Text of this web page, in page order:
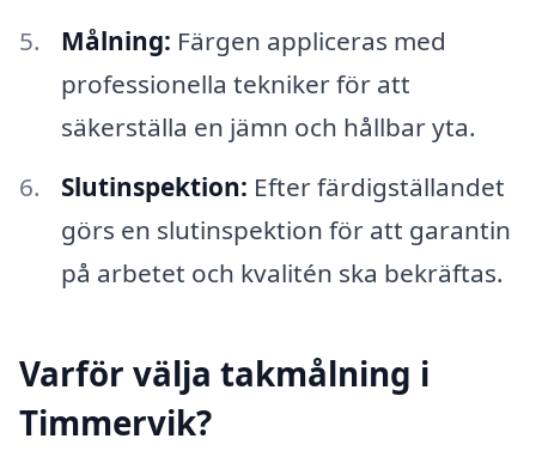
Målning: Färgen appliceras med
professionella tekniker för att
säkerställa en jämn och hållbar yta.
Slutinspektion: Efter färdigställandet
görs en slutinspektion för att garantin
på arbetet och kvalitén ska bekräftas.
Varför välja takmålning i
Timmervik?